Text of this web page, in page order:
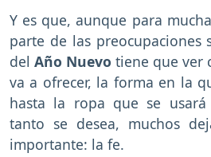
Y es que, aunque para
parte de las preocupaciones
del Año Nuevo tiene que ver
va a ofrecer, la forma en la
hasta la ropa que se
tanto se desea, muchos
importante: la fe.